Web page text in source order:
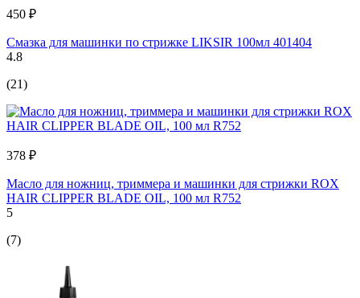
450 ₽
Смазка для машинки по стрижке LIKSIR 100мл 401404
4.8
(21)
378 ₽
Масло для ножниц, триммера и машинки для стрижки ROX
HAIR CLIPPER BLADE OIL, 100 мл R752
5
(7)